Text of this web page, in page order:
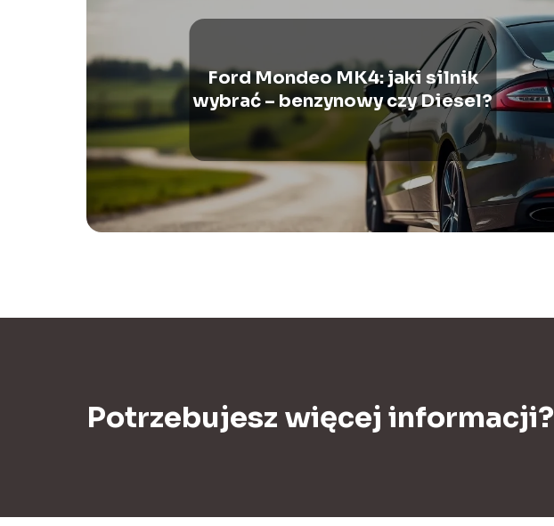
Ford Mondeo MK4: jaki silnik
wybrać – benzynowy czy Diesel?
Potrzebujesz więcej informacji?